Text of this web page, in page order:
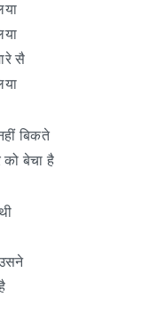
सै
बिकते
को बेचा है